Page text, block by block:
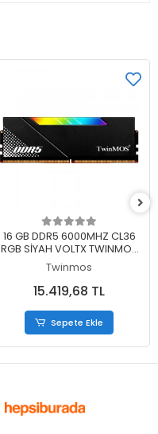
Sepete Ekle
16 GB DDR5 6000MHZ CL36
RGB SİYAH VOLTX TWINMOS
SOĞUTUCULU DT
TMD516GB6000URGB36B
Twinmos
15.419,68 TL
Sepete Ekle